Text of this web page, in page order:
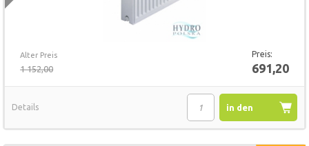
Alter Preis
1 152,00
Preis:
691,20
in den
Details